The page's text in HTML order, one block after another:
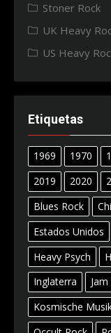
Stoner Rock
UK Heavy
US Heavy
Etiquetas
1969 1970
2019
2020
Blues Rock
Estados Unidos
Heavy Psych
Inglaterra
Kosmische